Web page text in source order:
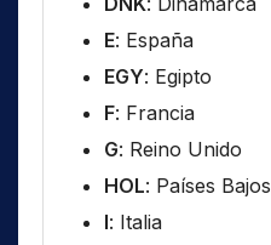
E: España
EGY: Egipto
F: Francia
G: Reino Unido
HOL: Países Bajos
I: Italia